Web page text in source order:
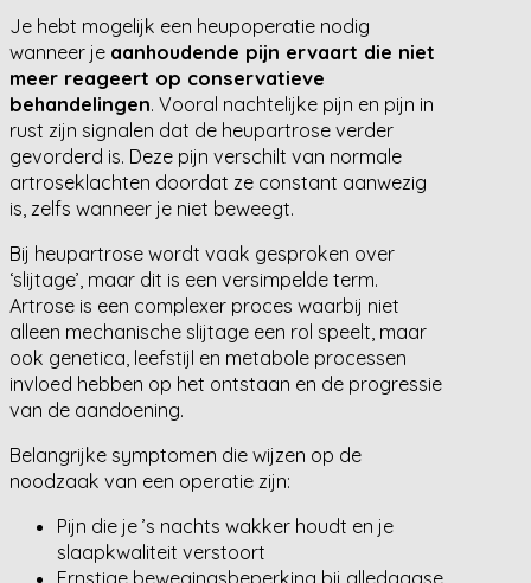
Je hebt mogelijk een heupoperatie nodig
wanneer je aanhoudende pijn ervaart die niet
meer reageert op conservatieve
behandelingen. Vooral nachtelijke pijn en pijn in
rust zijn signalen dat de heupartrose verder
gevorderd is. Deze pijn verschilt van normale
artroseklachten doordat ze constant aanwezig
is, zelfs wanneer je niet beweegt.
Bij heupartrose wordt vaak gesproken over
‘slijtage’, maar dit is een versimpelde term.
Artrose is een complexer proces waarbij niet
alleen mechanische slijtage een rol speelt, maar
ook genetica, leefstijl en metabole processen
invloed hebben op het ontstaan en de progressie
van de aandoening.
Belangrijke symptomen die wijzen op de
noodzaak van een operatie zijn:
Pijn die je ’s nachts wakker houdt en je
slaapkwaliteit verstoort